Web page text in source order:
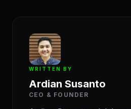
WRITTEN BY
Ardian Susanto
CEO & FOUNDER